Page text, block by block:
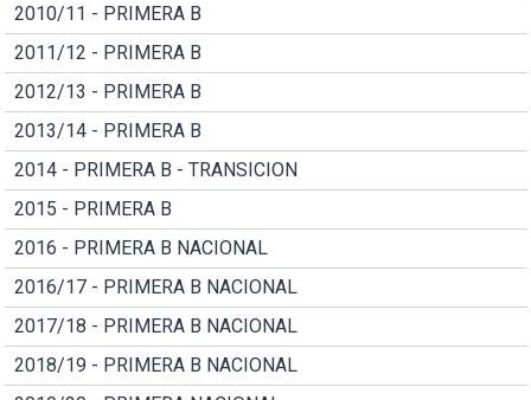
2010/11 - PRIMERA B
2011/12 - PRIMERA B
2012/13 - PRIMERA B
2013/14 - PRIMERA B
2014 - PRIMERA B - TRANSICION
2015 - PRIMERA B
2016 - PRIMERA B NACIONAL
2016/17 - PRIMERA B NACIONAL
2017/18 - PRIMERA B NACIONAL
2018/19 - PRIMERA B NACIONAL